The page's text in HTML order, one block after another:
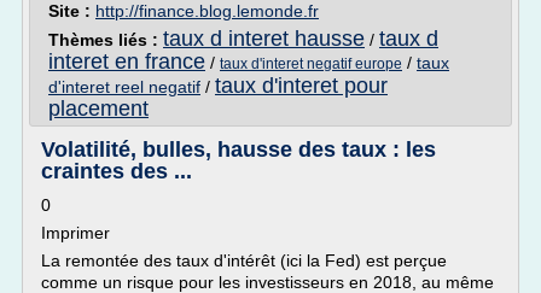
Site : http://finance.blog.lemonde.fr
Thèmes liés : taux d interet hausse / taux d
interet en france / taux d'interet negatif europe / taux
d'interet reel negatif / taux d'interet pour
placement
Volatilité, bulles, hausse des taux : les
craintes des ...
0
Imprimer
La remontée des taux d'intérêt (ici la Fed) est perçue
comme un risque pour les investisseurs en 2018, au même